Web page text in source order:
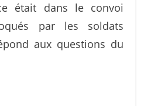
était dans le convoi
par les soldats
aux questions du